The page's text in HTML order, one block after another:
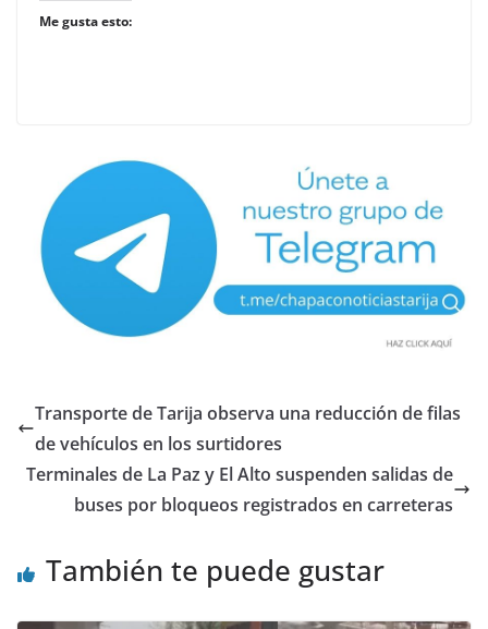
Me gusta esto:
Transporte de Tarija observa una reducción de filas
de vehículos en los surtidores
Terminales de La Paz y El Alto suspenden salidas de
buses por bloqueos registrados en carreteras
También te puede gustar